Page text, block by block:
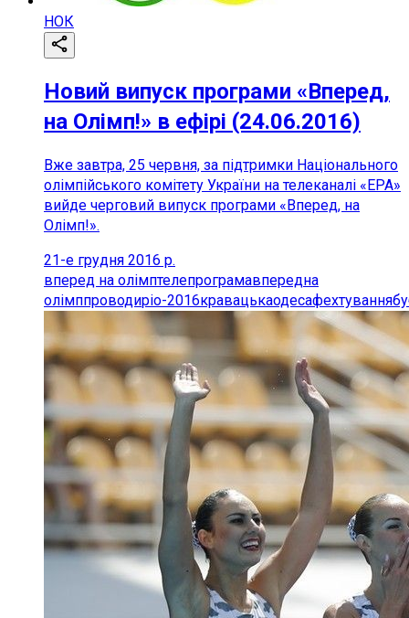
НОК
Новий випуск програми «Вперед,
на Олімп!» в ефірі (24.06.2016)
Вже завтра, 25 червня, за підтримки Національного
олімпійського комітету України на телеканалі «ЕРА»
вийде черговий випуск програми «Вперед, на
Олімп!».
21-е грудня 2016 р.
вперед на олімптелепрограмавпередна
олімппроводиріо-2016кравацькаодесафехтування